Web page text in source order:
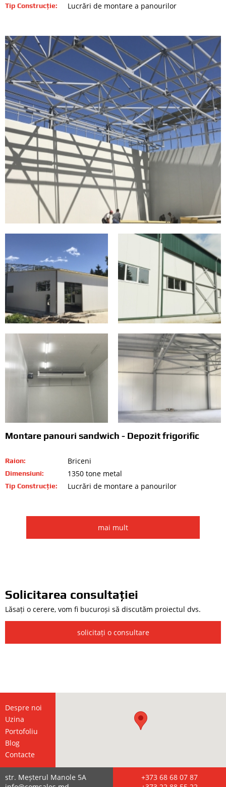
Tip Construcție: Lucrări de montare a panourilor
Montare panouri sandwich - Depozit frigorific
Raion: Briceni
Dimensiuni: 1350 tone metal
Tip Construcție: Lucrări de montare a panourilor
mai mult
Solicitarea consultației
Lăsați o cerere, vom fi bucuroși să discutăm proiectul dvs.
solicitați o consultare
Despre noi
Uzina
Portofoliu
Blog
Contacte
str. Meșterul Manole 5А
+373 68 68 07 87